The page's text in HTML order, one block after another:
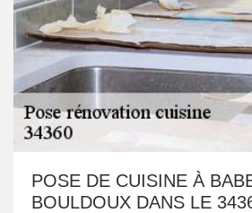
POSE DE CUISINE À
BOULDOUX DANS LE